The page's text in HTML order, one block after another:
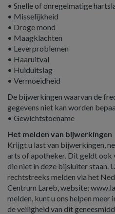
• Snelle of onregelmatige
• Misselijkheid
• Droge mond
• Maagklachten
• Leverproblemen
• Haaruitval
• Huiduitslag
• Vermoeidheid
De bijwerkingen waarvan de
gegevens niet kan worden
• Gewichtstoename
Het melden van bijwerkingen
Krijgt u last van bijwerkingen,
arts of apotheker. Dit geldt
die niet in deze bijsluiter staan.
rechtstreeks melden via het
Centrum Lareb, website:
melden, kunt u ons helpen
de veiligheid van dit